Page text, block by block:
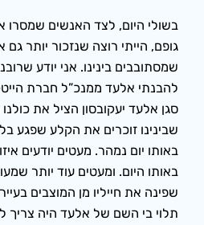
בשולי היום, לצד האנשים
גופם, הייתי רוצה שנזכור יותר
שמסתובבים בינינו. אני יודע
סגן אלעד יעקובסון הציל את
שבינינו זוכרים את הקלע שפגע
באותו יום נמהר. מעטים יודעים
באותו היום. ומעטים עוד יותר
שפינה את חייליו מן המוצבים
תלוי בי השם של אלעד היה צריך